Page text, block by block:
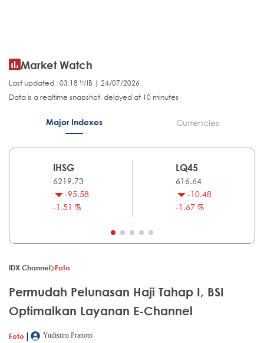
Market Watch
Last updated : 03.18 WIB | 24/07/2026
Data is a realtime snapshot, delayed at 10 minutes
Major Indexes Currencies
IHSG
6219.73
-95.58
-1.51 %
LQ45
616.64
-10.48
-1.67 %
IDX Channel Foto
Permudah Pelunasan Haji Tahap I, BSI
Optimalkan Layanan E-Channel
Foto |
Yudistiro Pranoto